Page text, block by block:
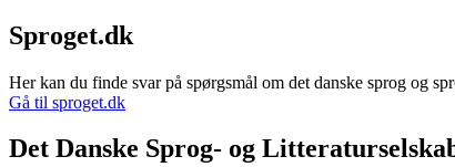
Sproget.dk
Her kan du finde svar på spørgsmål om det danske sprog og
Gå til sproget.dk
Det Danske Sprog- og